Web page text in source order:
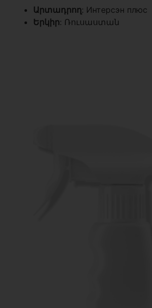
Արտադրող: Интерсэн плюс
Երկիր: Ռուսաստան